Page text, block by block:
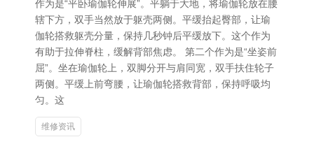
作为是“平卧瑜伽轮伸展”。平躺于大地，将瑜伽轮放在腰
辖下方，双手当然放于躯壳两侧。平缓抬起臀部，让瑜
伽轮搭救躯壳分量，保持几秒钟后平缓放下。这个作为
有助于拉伸脊柱，缓解背部焦虑。 第二个作为是“坐姿前
屈”。坐在瑜伽轮上，双脚分开与肩同宽，双手扶住轮子
两侧。平缓上前弯腰，让瑜伽轮搭救背部，保持呼吸均
匀。这
维修资讯